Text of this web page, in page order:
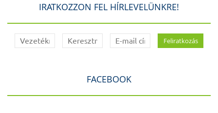
IRATKOZZON FEL HÍRLEVELÜNKRE!
FACEBOOK